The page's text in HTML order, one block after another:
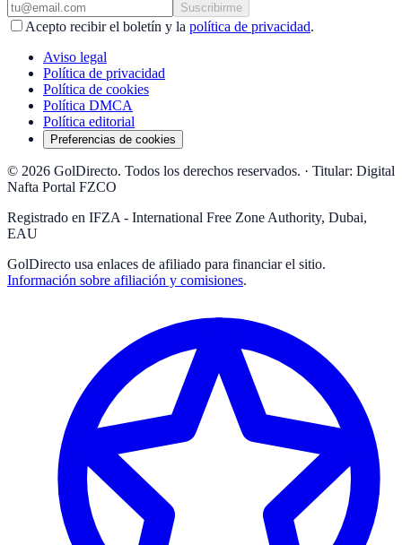
Suscribirme
Acepto recibir el boletín y la política de privacidad.
Aviso legal
Política de privacidad
Política de cookies
Política DMCA
Política editorial
Preferencias de cookies
© 2026 GolDirecto. Todos los derechos reservados. · Titular: Digital
Nafta Portal FZCO
Registrado en IFZA - International Free Zone Authority, Dubai,
EAU
GolDirecto usa enlaces de afiliado para financiar el sitio.
Información sobre afiliación y comisiones.